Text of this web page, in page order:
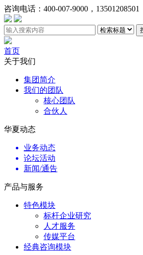
咨询电话： 400-007-9000，13501208501
首页
关于我们
集团简介
我们的团队
核心团队
合伙人
华夏动态
业务动态
论坛活动
新闻/通告
产品与服务
特色模块
标杆企业研究
人才服务
传媒平台
经典咨询模块